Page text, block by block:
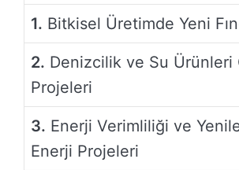
1. Bitkisel Üretimde Yeni
2. Denizcilik ve Su Ürünleri
Projeleri
3. Enerji Verimliliği ve
Enerji Projeleri